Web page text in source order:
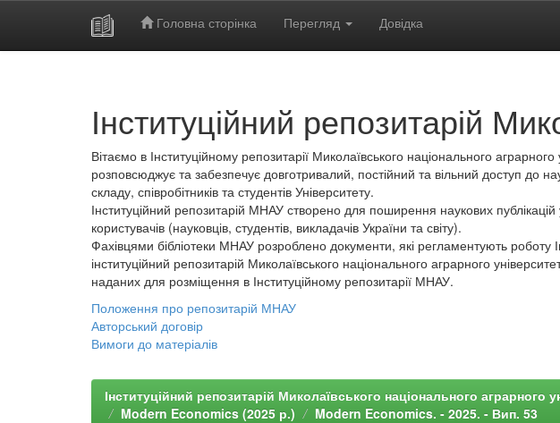
Головна сторінка Перегляд Довідка
Інституційний репозитарій
Вітаємо в Інституційному репозитарії Миколаївського національного
розповсюджує та забезпечує довготривалий, постійний та вільний доступ до
складу, співробітників та студентів Університету.
Інституційний репозитарій МНАУ створено для поширення наукових публікацій
користувачів (науковців, студентів, викладачів України та світу).
Фахівцями бібліотеки МНАУ розроблено документи, які регламентують роботу
інституційний репозитарій Миколаївського національного аграрного
наданих для розміщення в Інституційному репозитарії МНАУ.
Положення про репозитарій МНАУ
Авторський договір
Вимоги до матеріалів
Інституційний репозитарій Миколаївського національного аграрного
Modern Economics (2025 р.)
Modern Economics. - 2025. - Вип. 53